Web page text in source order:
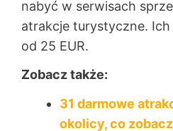
nabyć w serwisach
atrakcje turystyczne.
od 25 EUR.
Zobacz także:
31 darmowe
okolicy, co